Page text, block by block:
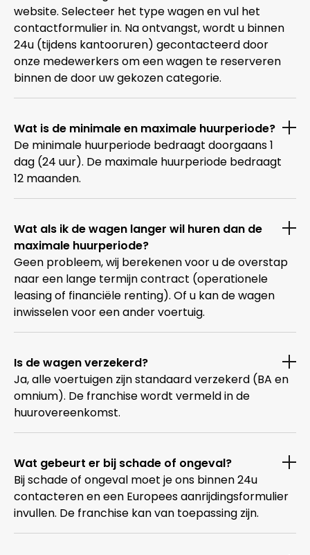
website. Selecteer het type wagen en vul het
contactformulier in. Na ontvangst, wordt u binnen
24u (tijdens kantooruren) gecontacteerd door
onze medewerkers om een wagen te reserveren
binnen de door uw gekozen categorie.
Wat is de minimale en maximale huurperiode?
De minimale huurperiode bedraagt doorgaans 1
dag (24 uur). De maximale huurperiode bedraagt
12 maanden.
Wat als ik de wagen langer wil huren dan de
maximale huurperiode?
Geen probleem, wij berekenen voor u de overstap
naar een lange termijn contract (operationele
leasing of financiële renting). Of u kan de wagen
inwisselen voor een ander voertuig.
Is de wagen verzekerd?
Ja, alle voertuigen zijn standaard verzekerd (BA en
omnium). De franchise wordt vermeld in de
huurovereenkomst.
Wat gebeurt er bij schade of ongeval?
Bij schade of ongeval moet je ons binnen 24u
contacteren en een Europees aanrijdingsformulier
invullen. De franchise kan van toepassing zijn.